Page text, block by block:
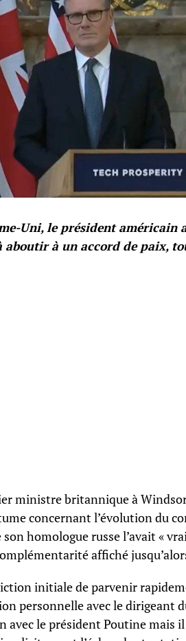
Uni, le président américain
à un accord de paix,
ministre britannique à
concernant l’évolution du
homologue russe l’avait «
affiché
initiale de parvenir
personnelle avec le dirigeant
avec le président Poutine mais